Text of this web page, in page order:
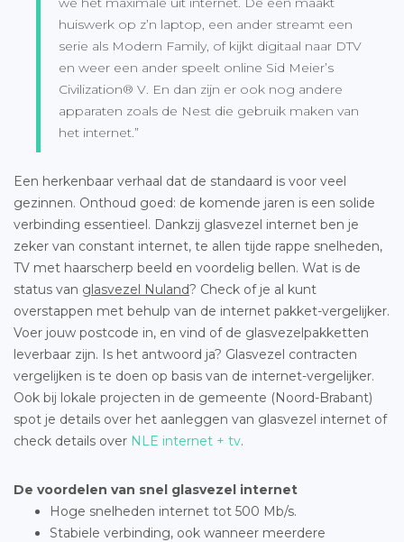
huiswerk op z’n laptop, een ander streamt een
serie als Modern Family, of kijkt digitaal naar DTV
en weer een ander speelt online Sid Meier’s
Civilization® V. En dan zijn er ook nog andere
apparaten zoals de Nest die gebruik maken van
het internet.”
Een herkenbaar verhaal dat de standaard is voor veel
gezinnen. Onthoud goed: de komende jaren is een solide
verbinding essentieel. Dankzij glasvezel internet ben je
zeker van constant internet, te allen tijde rappe snelheden,
TV met haarscherp beeld en voordelig bellen. Wat is de
status van glasvezel Nuland? Check of je al kunt
overstappen met behulp van de internet pakket-vergelijker.
Voer jouw postcode in, en vind of de glasvezelpakketten
leverbaar zijn. Is het antwoord ja? Glasvezel contracten
vergelijken is te doen op basis van de internet-vergelijker.
Ook bij lokale projecten in de gemeente (Noord-Brabant)
spot je details over het aanleggen van glasvezel internet of
check details over NLE internet + tv.
De voordelen van snel glasvezel internet
Hoge snelheden internet tot 500 Mb/s.
Stabiele verbinding, ook wanneer meerdere